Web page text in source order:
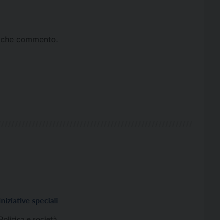
commento.
Iniziative speciali